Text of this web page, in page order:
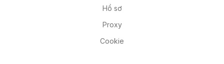
Hồ sơ
Proxy
Cookie